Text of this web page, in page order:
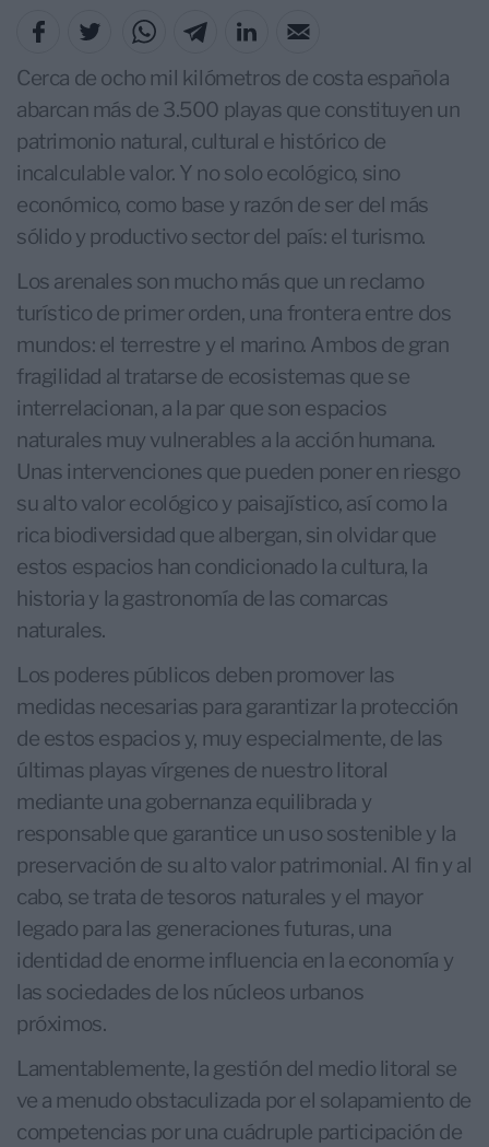
Cerca de ocho mil kilómetros de costa española
abarcan más de 3.500 playas que constituyen un
patrimonio natural, cultural e histórico de
incalculable valor. Y no solo ecológico, sino
económico, como base y razón de ser del más
sólido y productivo sector del país: el turismo.
Los arenales son mucho más que un reclamo
turístico de primer orden, una frontera entre dos
mundos: el terrestre y el marino. Ambos de gran
fragilidad al tratarse de ecosistemas que se
interrelacionan, a la par que son espacios
naturales muy vulnerables a la acción humana.
Unas intervenciones que pueden poner en riesgo
su alto valor ecológico y paisajístico, así como la
rica biodiversidad que albergan, sin olvidar que
estos espacios han condicionado la cultura, la
historia y la gastronomía de las comarcas
naturales.
Los poderes públicos deben promover las
medidas necesarias para garantizar la protección
de estos espacios y, muy especialmente, de las
últimas playas vírgenes de nuestro litoral
mediante una gobernanza equilibrada y
responsable que garantice un uso sostenible y la
preservación de su alto valor patrimonial. Al fin y al
cabo, se trata de tesoros naturales y el mayor
legado para las generaciones futuras, una
identidad de enorme influencia en la economía y
las sociedades de los núcleos urbanos
próximos.
Lamentablemente, la gestión del medio litoral se
ve a menudo obstaculizada por el solapamiento de
competencias por una cuádruple participación de